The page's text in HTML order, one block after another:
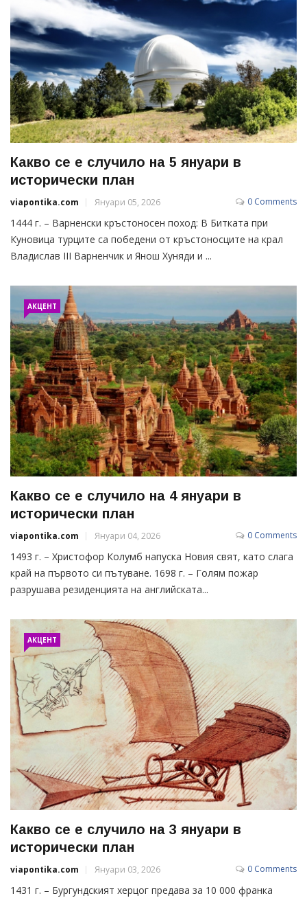
Какво се е случило на 5 януари в
исторически план
viapontika.com Януари 05, 2026 0 Comments
1444 г. – Варненски кръстоносен поход: В Битката при
Куновица турците са победени от кръстоносците на крал
Владислав III Варненчик и Янош Хуняди и ...
АКЦЕНТ
Какво се е случило на 4 януари в
исторически план
viapontika.com Януари 04, 2026 0 Comments
1493 г. – Христофор Колумб напуска Новия свят, като слага
край на първото си пътуване. 1698 г. – Голям пожар
разрушава резиденцията на английската...
АКЦЕНТ
Какво се е случило на 3 януари в
исторически план
viapontika.com Януари 03, 2026 0 Comments
1431 г. – Бургундският херцог предава за 10 000 франка